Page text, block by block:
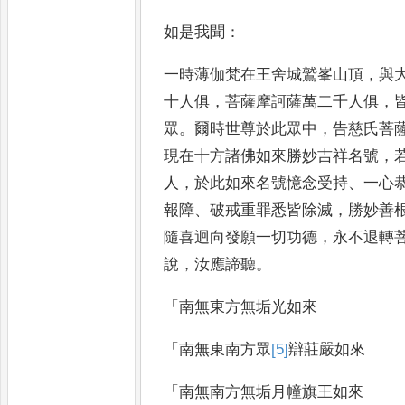
如是我聞 ：
一時薄伽梵在王舍城鷲峯山頂 ，與
十人俱 ，菩薩摩訶薩萬二千人俱 ，
眾。爾時世尊於此眾中 ，告慈氏菩
現在十方諸佛如來勝妙吉祥名號 ，
人 ，於此如來名號憶念受持、一心
報障、破戒重罪悉皆除滅 ， 勝妙善
隨喜迴向發願一切功德 ， 永不退轉
說 ，汝應諦聽。
「南無東方無垢光如來
「南無東南方眾[5]辯莊嚴如來
「南無南方無垢月幢旗王如來